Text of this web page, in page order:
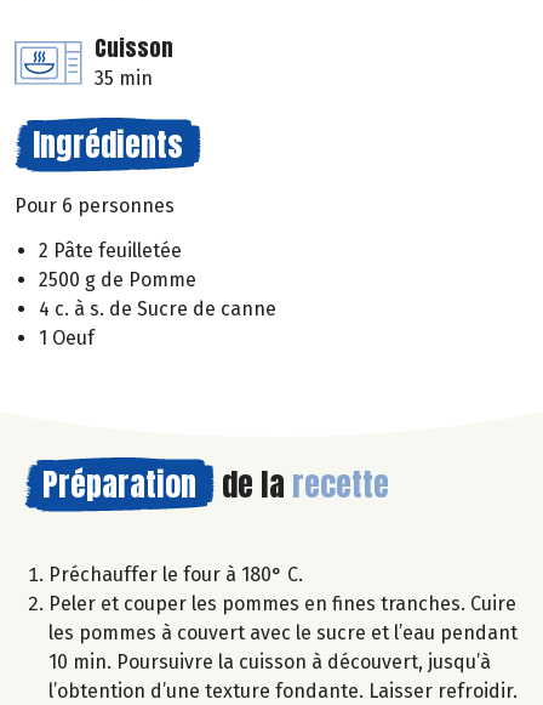
Cuisson
35 min
Ingrédients
Pour 6 personnes
2 Pâte feuilletée
2500 g de Pomme
4 c. à s. de Sucre de canne
1 Oeuf
Préparation de la recette
Préchauffer le four à 180° C.
Peler et couper les pommes en fines tranches. Cuire
les pommes à couvert avec le sucre et l’eau pendant
10 min. Poursuivre la cuisson à découvert, jusqu’à
l’obtention d’une texture fondante. Laisser refroidir.